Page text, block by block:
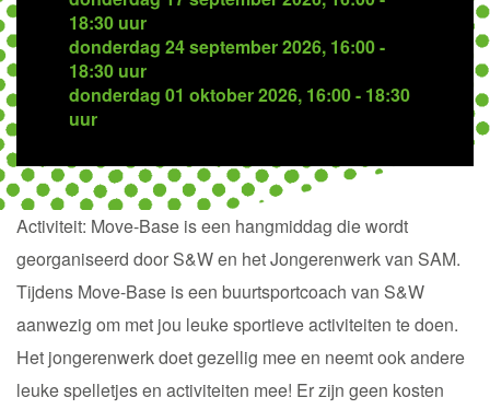
18:30 uur
donderdag 24 september 2026, 16:00 -
18:30 uur
donderdag 01 oktober 2026, 16:00 - 18:30
uur
Activiteit: Move-Base is een hangmiddag die wordt
georganiseerd door S&W en het Jongerenwerk van SAM.
Tijdens Move-Base is een buurtsportcoach van S&W
aanwezig om met jou leuke sportieve activiteiten te doen.
Het jongerenwerk doet gezellig mee en neemt ook andere
leuke spelletjes en activiteiten mee! Er zijn geen kosten